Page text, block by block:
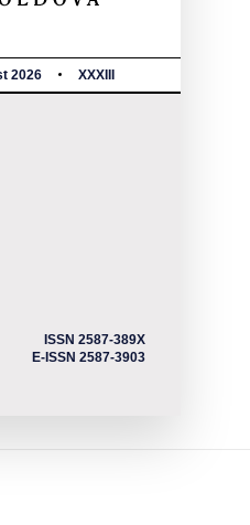
2026 XXXIII
ISSN 2587-389X
E-ISSN 2587-3903